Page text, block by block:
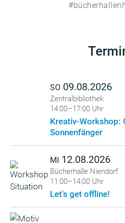
SO 09.08.2026
Zentralbibliothek
14:00–17:00 Uhr
Kreativ-Workshop:
Sonnenfänger
MI 12.08.2026
Bücherhalle Niendorf
11:00–14:00 Uhr
Let's get offline!